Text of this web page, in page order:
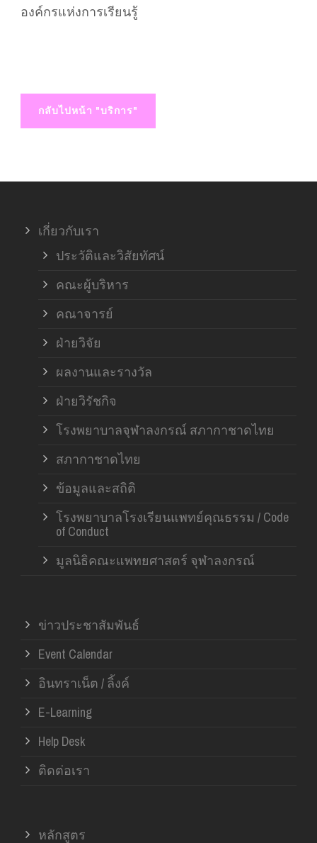
องค์กรแห่งการเรียนรู้
กลับไปหน้า "บริการ"
เกี่ยวกับเรา
ประวัติและวิสัยทัศน์
คณะผู้บริหาร
คณาจารย์
ฝ่ายวิจัย
ผลงานและรางวัล
ฝ่ายวิรัชกิจ
โรงพยาบาลจุฬาลงกรณ์ สภากาชาดไทย
สภากาชาดไทย
ข้อมูลและสถิติ
โรงพยาบาลโรงเรียนแพทย์คุณธรรม / Code
of Conduct
มูลนิธิคณะแพทยศาสตร์ จุฬาลงกรณ์
ข่าวประชาสัมพันธ์
Event Calendar
อินทราเน็ต / ลิ้งค์
E-Learning
Help Desk
ติดต่อเรา
หลักสูตร